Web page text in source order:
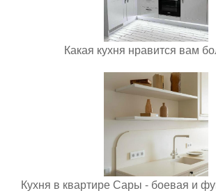
Какая кухня нравится вам
Кухня в квартире Сары - боевая и